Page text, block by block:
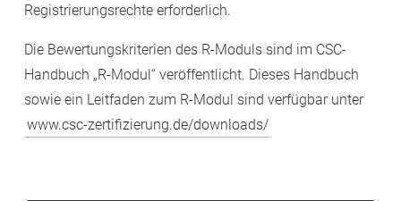
Registrierungsrechte erforderlich.
Die Bewertungskriterien des R-Moduls sind im CSC-
Handbuch „R-Modul“ veröffentlicht. Dieses Handbuch
sowie ein Leitfaden zum R-Modul sind verfügbar unter
www.csc-zertifizierung.de/downloads/